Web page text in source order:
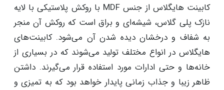
کابینت هایگلاس از جنس MDF با روکش پلاستیکی با لایه
نازک پلی گلاس، شیشه‌ای و براق است که روکش آن منجر
به شفاف و درخشان دیده شدن آن می‌شود. کابینت‌های
هایگلاس در انواع مختلف تولید می‌شوند که در بسیاری از
خانه‌ها و حتی ادارات مورد استفاده قرار می‌گیرند. داشتن
ظاهر زیبا و جذاب زمانی پایدار خواهد بود که به تمیزی و